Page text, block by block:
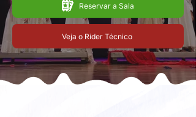
Reservar a Sala
Veja o Rider Técnico